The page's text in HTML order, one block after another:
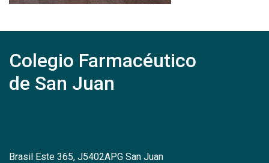
Colegio Farmacéutico
de San Juan
Brasil Este 365, J5402APG San Juan